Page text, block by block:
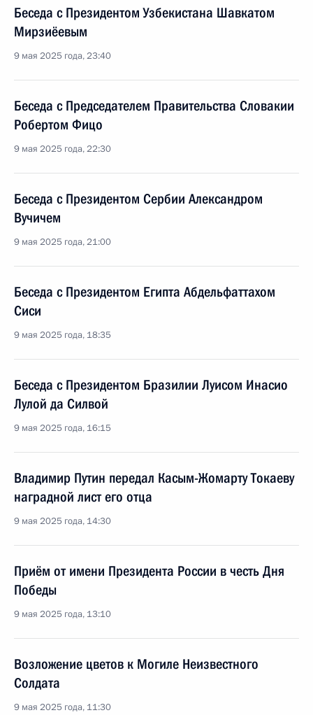
Беседа с Президентом Узбекистана Шавкатом
Мирзиёевым
9 мая 2025 года, 23:40
Беседа с Председателем Правительства Словакии
Робертом Фицо
9 мая 2025 года, 22:30
Беседа с Президентом Сербии Александром
Вучичем
9 мая 2025 года, 21:00
Беседа с Президентом Египта Абдельфаттахом
Сиси
9 мая 2025 года, 18:35
Беседа с Президентом Бразилии Луисом Инасио
Лулой да Силвой
9 мая 2025 года, 16:15
Владимир Путин передал Касым-Жомарту Токаеву
наградной лист его отца
9 мая 2025 года, 14:30
Приём от имени Президента России в честь Дня
Победы
9 мая 2025 года, 13:10
Возложение цветов к Могиле Неизвестного
Солдата
9 мая 2025 года, 11:30